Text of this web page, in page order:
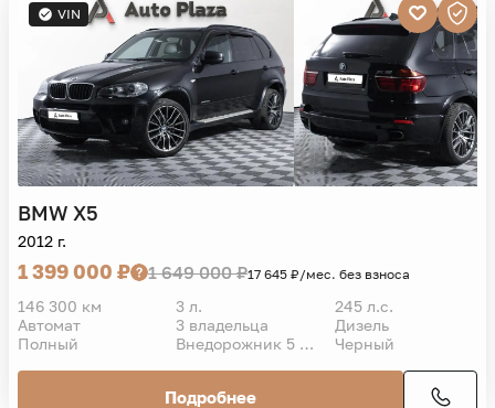
VIN
BMW X5
2012 г.
1 399 000 ₽ 1 649 000 ₽17 645 ₽/мес. без взноса
146 300 км 3 л.
245 л.с.
Автомат
3 владельца
Дизель
Полный
Внедорожник 5 дв. Черный
Подробнее